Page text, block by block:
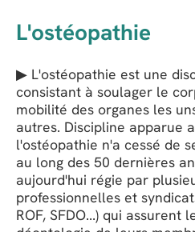
L'ostéopathie
▶ L'ostéopathie est une
consistant à soulager le
mobilité des organes les
autres. Discipline apparue
l'ostéopathie n'a cessé de
au long des 50 dernières
aujourd'hui régie par
professionnelles et
ROF, SFDO...) qui assurent